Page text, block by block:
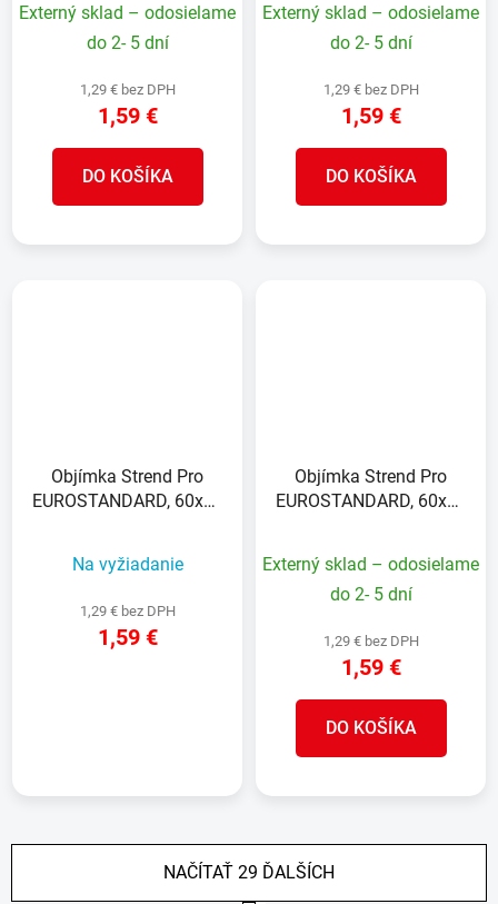
hranatý stĺpik
Externý sklad – odosielame
do 2- 5 dní
1,29 € bez DPH
1,59 €
DO KOŠÍKA
hranatý stĺpik
Externý sklad – odosielame
do 2- 5 dní
1,29 € bez DPH
1,59 €
DO KOŠÍKA
Objímka Strend Pro
EUROSTANDARD, 60x40
hranatý stĺpik
Na vyžiadanie
1,29 € bez DPH
1,59 €
Objímka Strend Pro
EUROSTANDARD, 60x40
hranatý stĺpik
Externý sklad – odosielame
do 2- 5 dní
1,29 € bez DPH
1,59 €
DO KOŠÍKA
NAČÍTAŤ 29 ĎALŠÍCH